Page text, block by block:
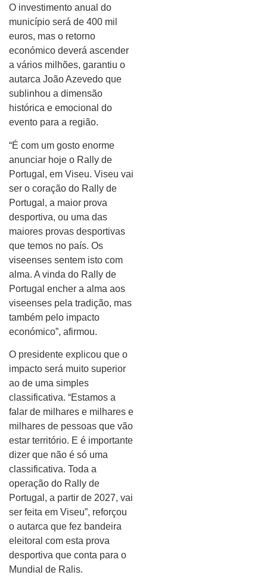
O investimento anual do
município será de 400 mil
euros, mas o retorno
económico deverá ascender
a vários milhões, garantiu o
autarca João Azevedo que
sublinhou a dimensão
histórica e emocional do
evento para a região.
“É com um gosto enorme
anunciar hoje o Rally de
Portugal, em Viseu. Viseu vai
ser o coração do Rally de
Portugal, a maior prova
desportiva, ou uma das
maiores provas desportivas
que temos no país. Os
viseenses sentem isto com
alma. A vinda do Rally de
Portugal encher a alma aos
viseenses pela tradição, mas
também pelo impacto
económico”, afirmou.
O presidente explicou que o
impacto será muito superior
ao de uma simples
classificativa. “Estamos a
falar de milhares e milhares e
milhares de pessoas que vão
estar território. E é importante
dizer que não é só uma
classificativa. Toda a
operação do Rally de
Portugal, a partir de 2027, vai
ser feita em Viseu”, reforçou
o autarca que fez bandeira
eleitoral com esta prova
desportiva que conta para o
Mundial de Ralis.